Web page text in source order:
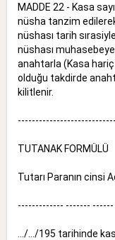
MADDE 22 - Kasa
nüsha tanzim
nüshası tarih
nüshası
anahtarla (Kasa
olduğu takdirde
kilitlenir.
TUTANAK FORMÜLÜ
Tutarı Paranın cinsi
------------- ------- ------
.../.../195 tarihinde